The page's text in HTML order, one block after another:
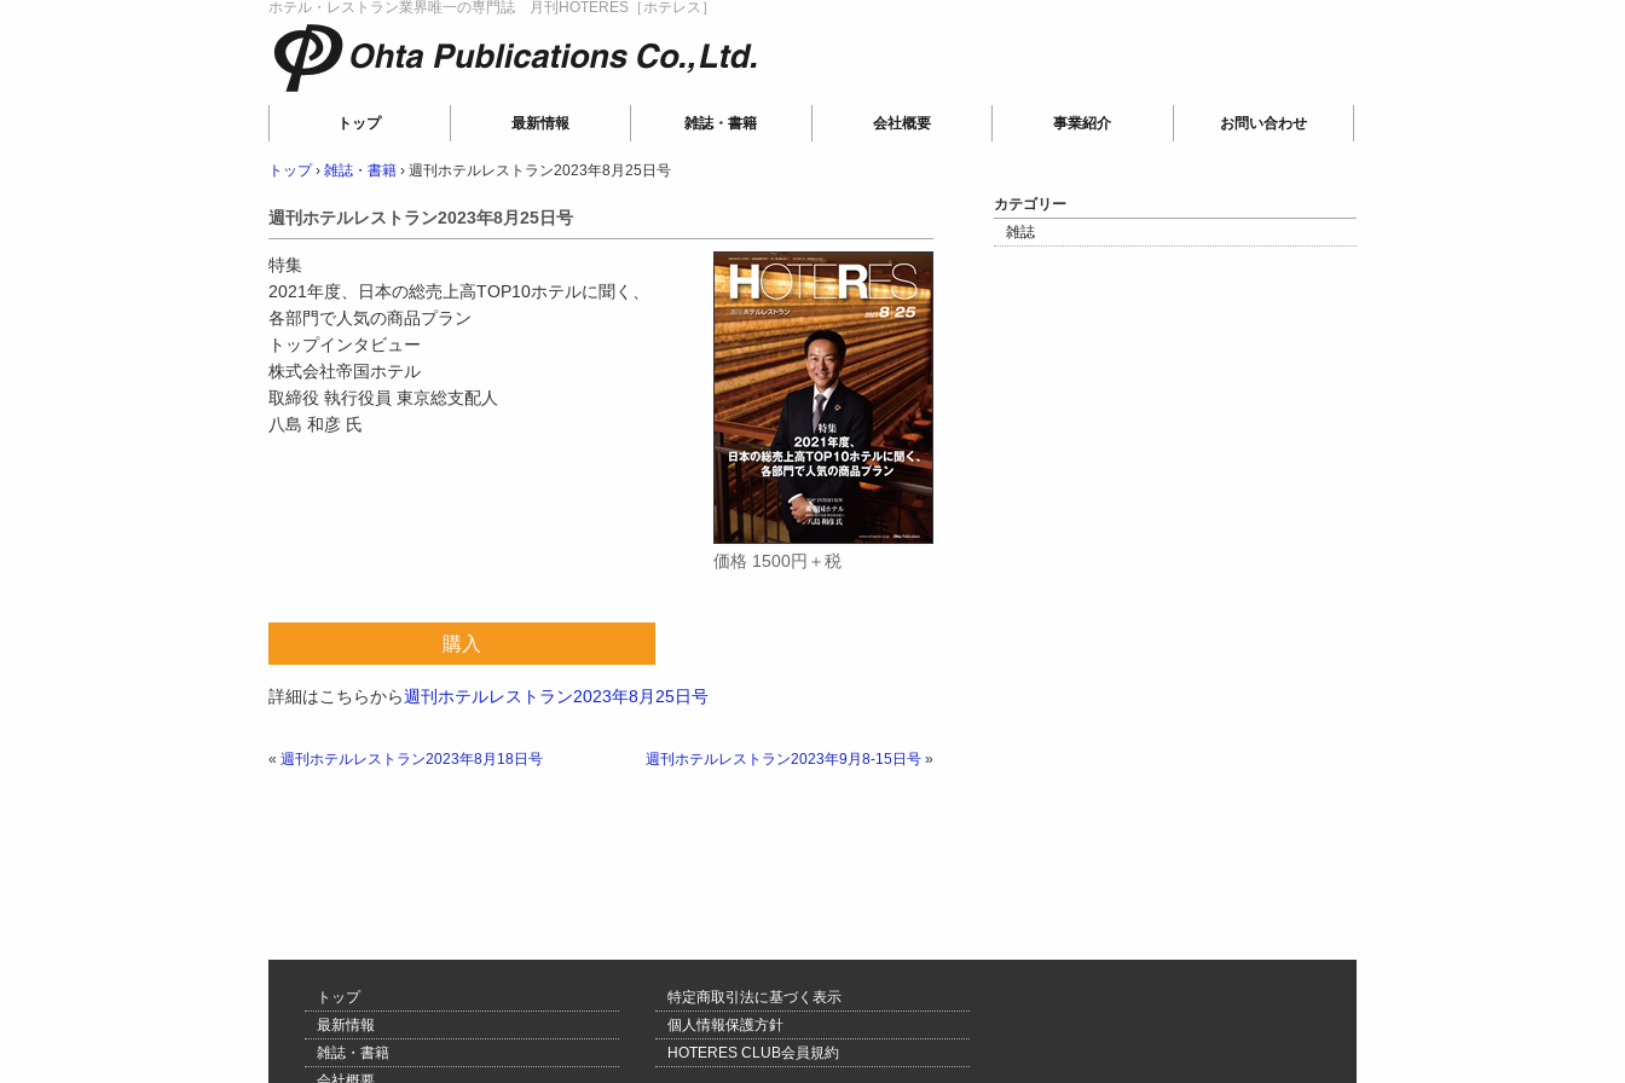
ホテル・レストラン業界唯一の専門誌 月刊HOTERES［ホテレス］
Ohta Publications
トップ 最新情報 雑誌・書籍 会社概要 事業紹介 お問い合わせ
トップ › 雑誌・書籍 › 週刊ホテルレストラン2023年8月25日号
週刊ホテルレストラン2023年8月25日号
特集
2021年度、日本の総売上高TOP10ホテルに聞く、
各部門で人気の商品プラン
トップインタビュー
株式会社帝国ホテル
取締役 執行役員 東京総支配人
八島 和彦 氏
価格 1500円＋税
購入
詳細はこちらから週刊ホテルレストラン2023年8月25日号
« 週刊ホテルレストラン2023年8月18日号 週刊ホテルレストラン2023年9月8-15日号 »
カテゴリー
雑誌
トップ
最新情報
雑誌・書籍
特定商取引法に基づく表示
個人情報保護方針
HOTERES CLUB会員規約